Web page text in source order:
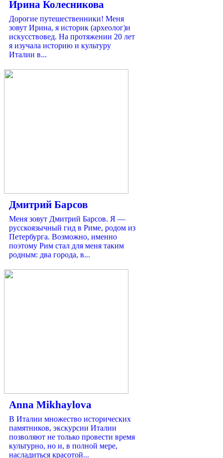
Ирина Колесникова
Дорогие путешественники! Меня
зовут Ирина, я историк (археолог)и
искусствовед. На протяжении 20 лет
я изучала историю и культуру
Италии в...
Дмитрий Барсов
Меня зовут Дмитрий Барсов. Я —
русскоязычный гид в Риме, родом из
Петербурга. Возможно, именно
поэтому Рим стал для меня таким
родным: два города, в...
Anna Mikhaylova
В Италии множество исторических
памятников, экскурсии Италии
позволяют не только провести время
культурно, но и, в полной мере,
насладиться красотой...